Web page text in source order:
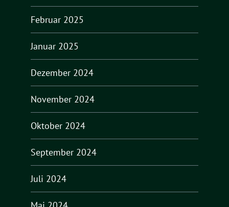
Februar 2025
Januar 2025
Dezember 2024
November 2024
Oktober 2024
September 2024
Juli 2024